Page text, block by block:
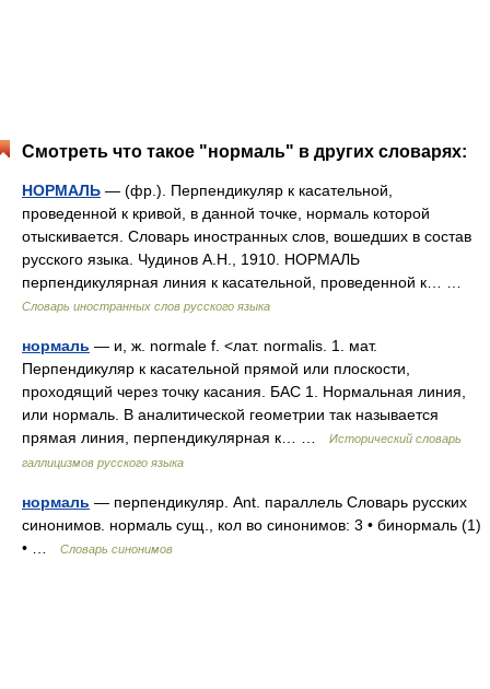
Смотреть что такое "нормаль" в других словарях:
НОРМАЛЬ — (фр.). Перпендикуляр к касательной,
проведенной к кривой, в данной точке, нормаль которой
отыскивается. Словарь иностранных слов, вошедших в состав
русского языка. Чудинов А.Н., 1910. НОРМАЛЬ
перпендикулярная линия к касательной, проведенной к… …
Словарь иностранных слов русского языка
нормаль — и, ж. normale f. <лат. normalis. 1. мат.
Перпендикуляр к касательной прямой или плоскости,
проходящий через точку касания. БАС 1. Нормальная линия,
или нормаль. В аналитической геометрии так называется
прямая линия, перпендикулярная к… …
Исторический словарь
галлицизмов русского языка
нормаль — перпендикуляр. Ant. параллель Словарь русских
синонимов. нормаль сущ., кол во синонимов: 3 • бинормаль (1)
• …
Словарь синонимов